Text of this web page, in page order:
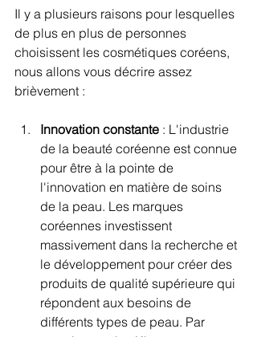
Il y a plusieurs raisons pour lesquelles
de plus en plus de personnes
choisissent les cosmétiques coréens,
nous allons vous décrire assez
brièvement :
Innovation constante : L'industrie
de la beauté coréenne est connue
pour être à la pointe de
l'innovation en matière de soins
de la peau. Les marques
coréennes investissent
massivement dans la recherche et
le développement pour créer des
produits de qualité supérieure qui
répondent aux besoins de
différents types de peau. Par